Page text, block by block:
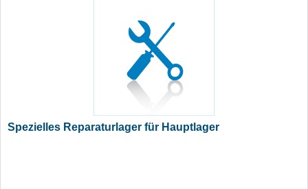
Spezielles Reparaturlager für Hauptlager